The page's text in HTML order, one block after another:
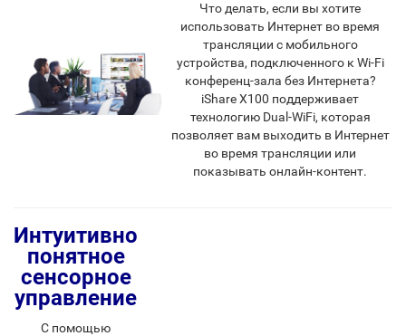
Что делать, если вы хотите
использовать Интернет во время
трансляции с мобильного
устройства, подключенного к Wi-Fi
конференц-зала без Интернета?
iShare X100 поддерживает
технологию Dual-WiFi, которая
позволяет вам выходить в Интернет
во время трансляции или
показывать онлайн-контент.
Интуитивно
понятное
сенсорное
управление
С помощью